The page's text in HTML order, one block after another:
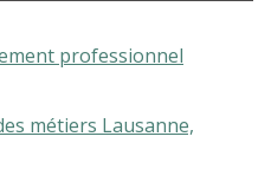
professionnel
métiers Lausanne,